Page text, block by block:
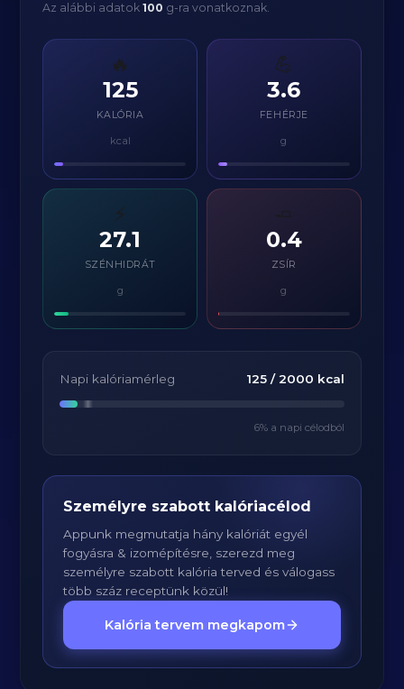
Az alábbi adatok100 g-ra vonatkoznak.
🔥
125
KALÓRIA
kcal
💪
3.6
FEHÉRJE
g
⚡
27.1
SZÉNHIDRÁT
g
0.4
ZSÍR
g
Napi kalóriamérleg 125/ 2000 kcal
6% a napi célodból
Személyre szabott kalóriacélod
Appunk megmutatja hány kalóriát egyél
fogyásra & izomépítésre, szerezd meg
személyre szabott kalória terved és válogass
több száz receptünk közül!
Kalória tervem megkapom